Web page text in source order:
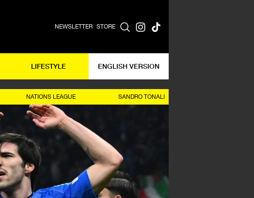
NEWSLETTER STORE
LIFESTYLE ENGLISH VERSION
NATIONS LEAGUE SANDRO TONALI